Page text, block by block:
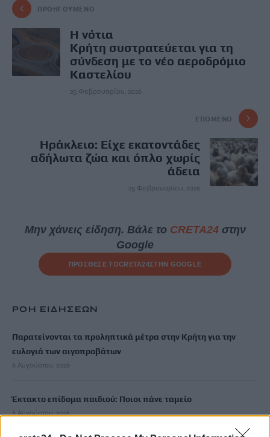
ΠΡΟΗΓΟΎΜΕΝΟ
Η νότια
Κρήτη συστρατεύεται για τη
σύνδεση με το νέο αεροδρόμιο
Καστελίου
25 Φεβρουαρίου, 2026
ΕΠΌΜΕΝΟ
Hράκλειο: Είχε εκατοντάδες
αδήλωτα ζώα και όπλο χωρίς
άδεια
25 Φεβρουαρίου, 2026
Μην χάνεις είδηση. Βάλε το CRETA24στην
Google
ΠΡΟΣΘΕΣΕ ΤΟCRETA24ΣΤΗΝ GOOGLE
ΡΟΗ ΕΙΔΗΣΕΩΝ
Παρατείνονται τα προληπτικά μέτρα στην Κρήτη για την
ευλογιά των αιγοπροβάτων
6 Αυγούστου, 2026
Έκτακτο επίδομα παιδιού: Ποιοι πάνε ταμείο
6 Αυγούστου, 2026